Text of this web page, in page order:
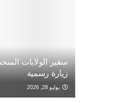
سفير الولايات
زيارة رسمية
يوليو 28, 2026